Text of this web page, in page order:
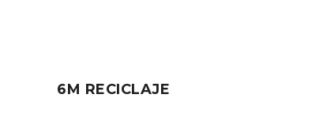
6M RECICLAJE